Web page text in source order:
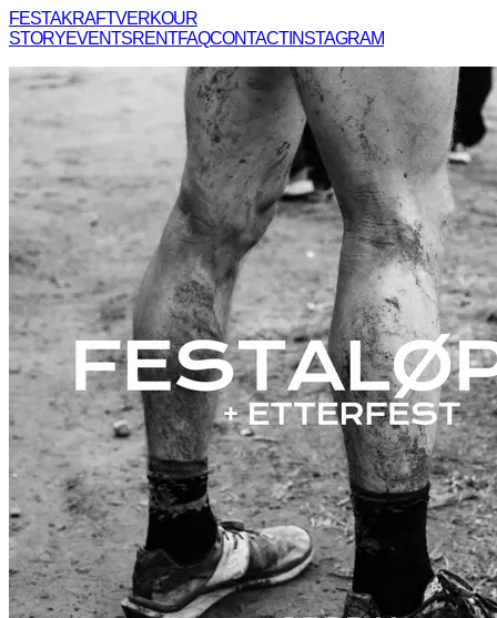
FESTAKRAFTVERKOUR
STORYEVENTSRENTFAQCONTACTINSTAGRAM